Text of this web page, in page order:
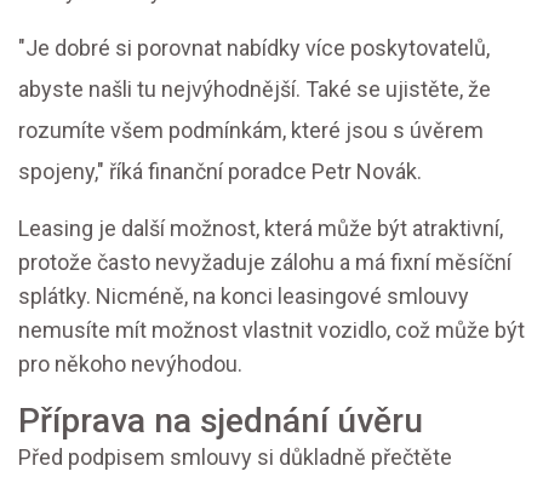
"Je dobré si porovnat nabídky více poskytovatelů,
abyste našli tu nejvýhodnější. Také se ujistěte, že
rozumíte všem podmínkám, které jsou s úvěrem
spojeny," říká finanční poradce Petr Novák.
Leasing je další možnost, která může být atraktivní,
protože často nevyžaduje zálohu a má fixní měsíční
splátky. Nicméně, na konci leasingové smlouvy
nemusíte mít možnost vlastnit vozidlo, což může být
pro někoho nevýhodou.
Příprava na sjednání úvěru
Před podpisem smlouvy si důkladně přečtěte